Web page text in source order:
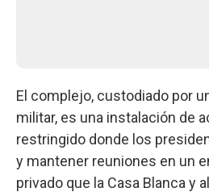
El complejo, custodiado por
militar, es una instalación de
restringido donde los
y mantener reuniones en un
privado que la Casa Blanca y